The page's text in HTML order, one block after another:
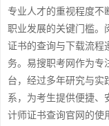
专业人才的重视程度不
职业发展的关键门槛。
证书的查询与下载流程
务。易搜职考网作为专
台，经过多年研究与实
系，为考生提供便捷、
计师证书查询官网的使